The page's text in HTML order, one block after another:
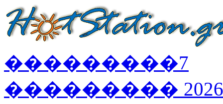
���������7
��������� 2026